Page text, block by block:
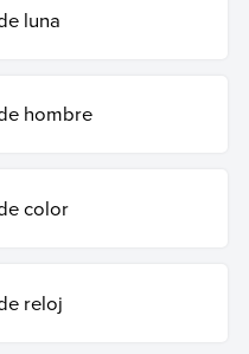
luna
hombre
color
reloj